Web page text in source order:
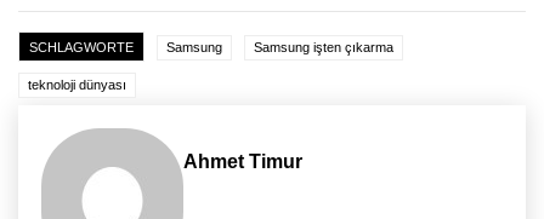
SCHLAGWORTE Samsung Samsung işten çıkarma
teknoloji dünyası
Ahmet Timur